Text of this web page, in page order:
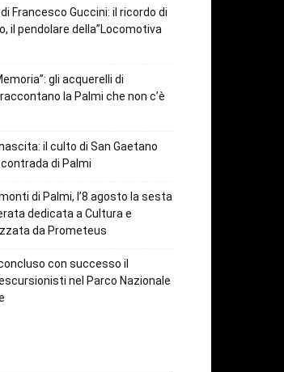
di Francesco Guccini: il ricordo di
il pendolare della”Locomotiva
gli acquerelli di
la Palmi che non c’è
il culto di San Gaetano
di Palmi
di Palmi, l’8 agosto la sesta
dedicata a Cultura e
da Prometeus
con successo il
nel Parco Nazionale